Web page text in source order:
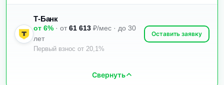
Т-Банк
от 6% · от 61 613 ₽/мес · до 30
лет
Первый взнос от 20,1%
Оставить заявку
Свернуть